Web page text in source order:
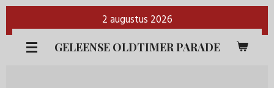
direct
naar
GELEENSE OLDTIMER PARADE
2 augustus 2026